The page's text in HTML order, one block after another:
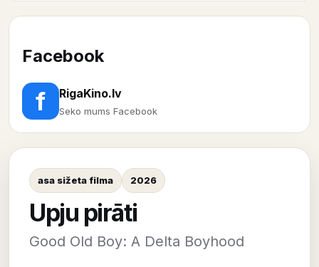
Facebook
f RigaKino.lv
Seko mums Facebook
asa sižeta filma 2026
Upju pirāti
Good Old Boy: A Delta Boyhood